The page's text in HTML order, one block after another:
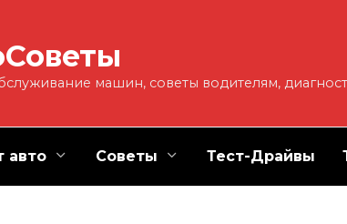
машин, советы водителям,
авто Советы Тест-Драйвы